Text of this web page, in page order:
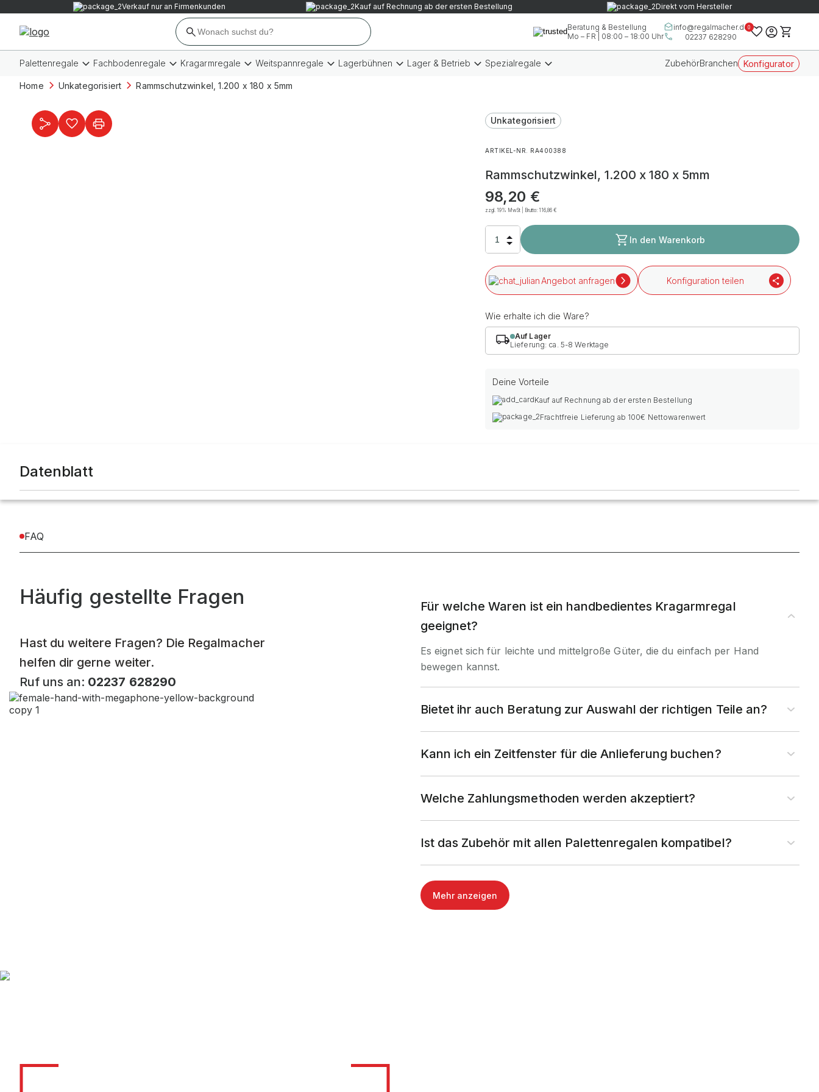
Verkauf nur an Firmenkunden Kauf auf Rechnung ab der ersten Bestellung Direkt vom Hersteller
Beratung & Bestellung
Mo – FR | 08:00 – 18:00 Uhr
info@regalmacher.de
02237 628290
0
Palettenregale Fachbodenregale Kragarmregale Weitspannregale Lagerbühnen Lager & Betrieb Spezialregale ZubehörBranchen Konfigurator
Home Unkategorisiert Rammschutzwinkel, 1.200 x 180 x 5mm
Unkategorisiert
ARTIKEL-NR. RA400388
Rammschutzwinkel, 1.200 x 180 x 5mm
98,20 €
zzgl. 19% MwSt | Brutto:116,86€
In den Warenkorb
Angebot anfragen Konfiguration teilen
Wie erhalte ich die Ware?
Auf Lager
Lieferung: ca. 5-8 Werktage
Deine Vorteile
Kauf auf Rechnung ab der ersten Bestellung
Frachtfreie Lieferung ab 100€ Nettowarenwert
Datenblatt
FAQ
Häufig gestellte Fragen
Hast du weitere Fragen? Die Regalmacher
helfen dir gerne weiter.
Ruf uns an: 02237 628290
Für welche Waren ist ein handbedientes Kragarmregal
geeignet?
Es eignet sich für leichte und mittelgroße Güter, die du einfach per Hand
bewegen kannst.
Bietet ihr auch Beratung zur Auswahl der richtigen Teile an?
Kann ich ein Zeitfenster für die Anlieferung buchen?
Welche Zahlungsmethoden werden akzeptiert?
Ist das Zubehör mit allen Palettenregalen kompatibel?
Mehr anzeigen